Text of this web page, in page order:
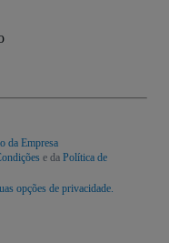
da Empresa
e da Política de
opções de privacidade.